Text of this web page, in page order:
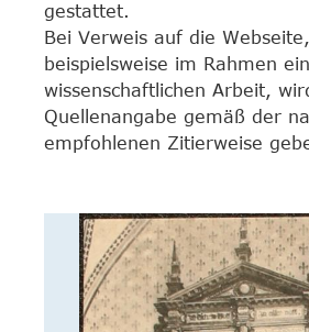
gestattet.
Bei Verweis auf die Webseite,
beispielsweise im Rahmen
wissenschaftlichen Arbeit,
Quellenangabe gemäß der
empfohlenen Zitierweise